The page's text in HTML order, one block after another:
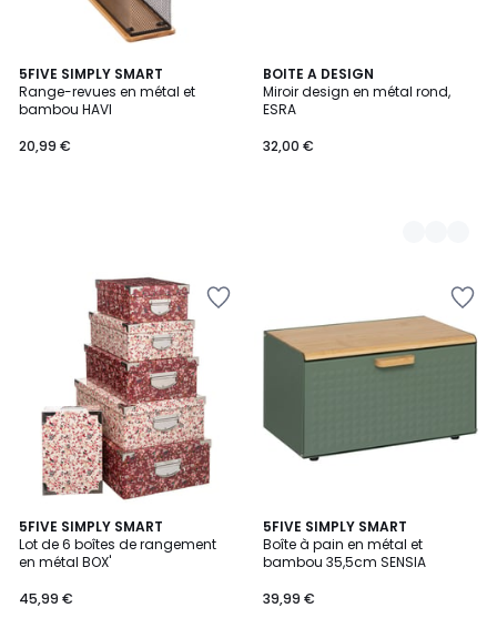
5FIVE SIMPLY SMART
Range-revues en métal et
bambou HAVI
20,99 €
BOITE A DESIGN
Miroir design en métal rond,
ESRA
32,00 €
2
Couleurs
5FIVE SIMPLY SMART
Lot de 6 boîtes de rangement
en métal BOX'
45,99 €
5FIVE SIMPLY SMART
Boîte à pain en métal et
bambou 35,5cm SENSIA
39,99 €
2
Couleurs